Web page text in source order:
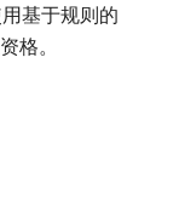
基于规则的
格。